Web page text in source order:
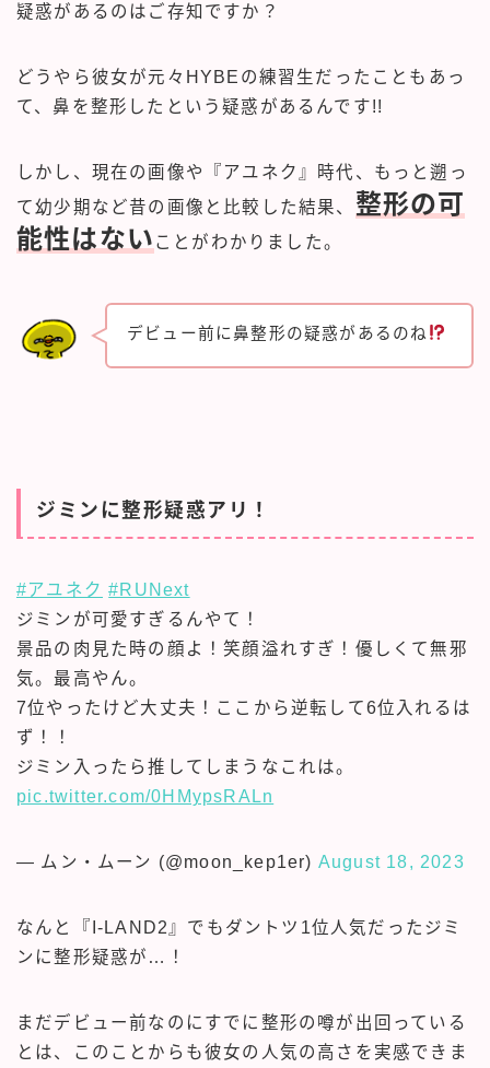
疑惑があるのはご存知ですか？
どうやら彼女が元々HYBEの練習生だったこともあっ
て、鼻を整形したという疑惑があるんです!!
しかし、現在の画像や『アユネク』時代、もっと遡っ
て幼少期など昔の画像と比較した結果、 整形の可
能性はない ことがわかりました。
デビュー前に鼻整形の疑惑があるのね
ジミンに整形疑惑アリ！
#アユネク #RUNext
ジミンが可愛すぎるんやて！
景品の肉見た時の顔よ！笑顔溢れすぎ！優しくて無邪
気。最高やん。
7位やったけど大丈夫！ここから逆転して6位入れるは
ず！！
ジミン入ったら推してしまうなこれは。
pic.twitter.com/0HMypsRALn
— ムン・ムーン (@moon_kep1er) August 18, 2023
なんと『I-LAND2』でもダントツ1位人気だったジミ
ンに整形疑惑が…！
まだデビュー前なのにすでに整形の噂が出回っている
とは、このことからも彼女の人気の高さを実感できま